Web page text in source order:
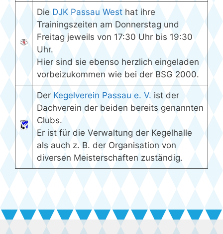
Die DJK Passau Westhat ihre
Trainingszeiten am Donnerstag und
Freitag jeweils von 17:30 Uhr bis 19:30
Uhr.
Hier sind sie ebenso herzlich eingeladen
vorbeizukommen wie bei der BSG 2000.
Der Kegelverein Passau e. V. ist der
Dachverein der beiden bereits genannten
Clubs.
Er ist für die Verwaltung der Kegelhalle
als auch z. B. der Organisation von
diversen Meisterschaften zuständig.